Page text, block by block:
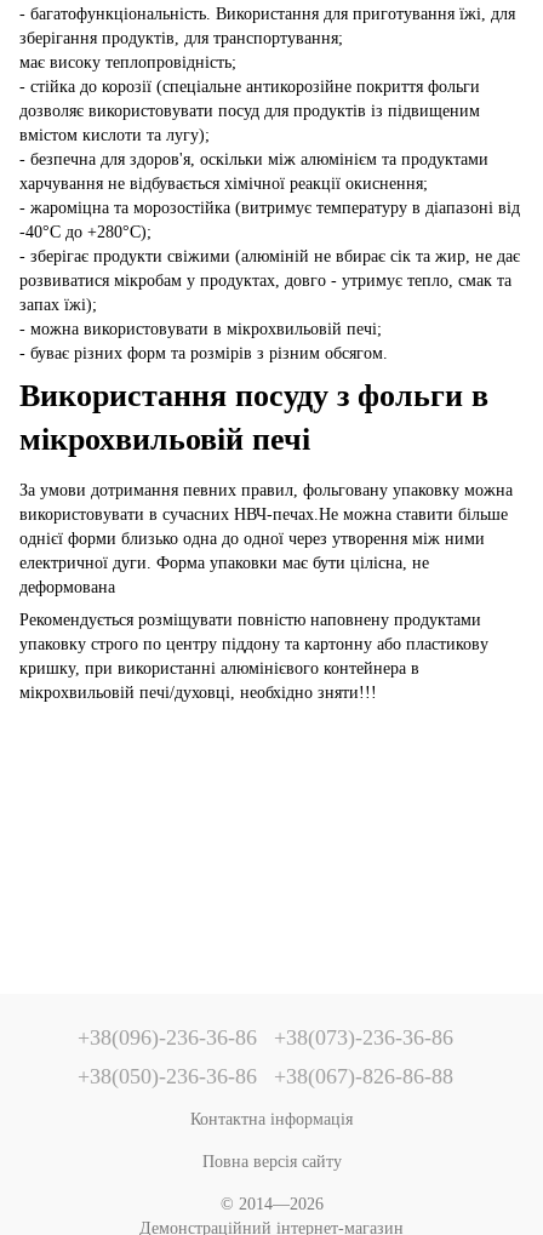
- багатофункціональність. Використання для приготування їжі, для
зберігання продуктів, для транспортування;
має високу теплопровідність;
- стійка до корозії (спеціальне антикорозійне покриття фольги
дозволяє використовувати посуд для продуктів із підвищеним
вмістом кислоти та лугу);
- безпечна для здоров'я, оскільки між алюмінієм та продуктами
харчування не відбувається хімічної реакції окиснення;
- жароміцна та морозостійка (витримує температуру в діапазоні від
-40°С до +280°С);
- зберігає продукти свіжими (алюміній не вбирає сік та жир, не дає
розвиватися мікробам у продуктах, довго - утримує тепло, смак та
запах їжі);
- можна використовувати в мікрохвильовій печі;
- буває різних форм та розмірів з різним обсягом.
Використання посуду з фольги в
мікрохвильовій печі
За умови дотримання певних правил, фольговану упаковку можна
використовувати в сучасних НВЧ-печах.Не можна ставити більше
однієї форми близько одна до одної через утворення між ними
електричної дуги. Форма упаковки має бути цілісна, не
деформована
Рекомендується розміщувати повністю наповнену продуктами
упаковку строго по центру піддону та картонну або пластикову
кришку, при використанні алюмінієвого контейнера в
мікрохвильовій печі/духовці, необхідно зняти!!!
+38(096)-236-36-86
+38(073)-236-36-86
+38(050)-236-36-86
+38(067)-826-86-88
Контактна інформація
Повна версія сайту
© 2014—2026
Демонстраційний інтернет-магазин